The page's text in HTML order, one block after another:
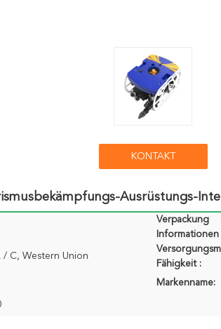
KONTAKT
Ausrüstungs-
Verpackung
Informationen
/ C, Western Union
Fähigkeit :
Markenname: